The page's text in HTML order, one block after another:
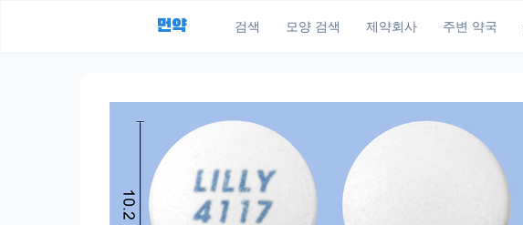
먼약 검색 모양 검색 제약회사 주변 약국